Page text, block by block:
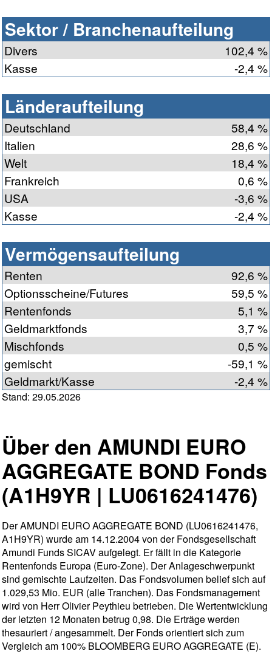
Sektor / Branchenaufteilung
Divers
102,4 %
Kasse
-2,4 %
Länderaufteilung
Deutschland
58,4 %
Italien
28,6 %
Welt
18,4 %
Frankreich
0,6 %
USA
-3,6 %
Kasse
-2,4 %
Vermögensaufteilung
Renten
92,6 %
Optionsscheine/Futures
59,5 %
Rentenfonds
5,1 %
Geldmarktfonds
3,7 %
Mischfonds
0,5 %
gemischt
-59,1 %
Geldmarkt/Kasse
-2,4 %
Stand: 29.05.2026
Über den AMUNDI EURO
AGGREGATE BOND Fonds
(A1H9YR | LU0616241476)
Der AMUNDI EURO AGGREGATE BOND (LU0616241476,
A1H9YR) wurde am 14.12.2004 von der Fondsgesellschaft
Amundi Funds SICAV aufgelegt. Er fällt in die Kategorie
Rentenfonds Europa (Euro-Zone). Der Anlageschwerpunkt
sind gemischte Laufzeiten. Das Fondsvolumen belief sich auf
1.029,53 Mio. EUR (alle Tranchen). Das Fondsmanagement
wird von Herr Olivier Peythieu betrieben. Die Wertentwicklung
der letzten 12 Monaten betrug 0,98. Die Erträge werden
thesauriert / angesammelt. Der Fonds orientiert sich zum
Vergleich am 100% BLOOMBERG EURO AGGREGATE (E).